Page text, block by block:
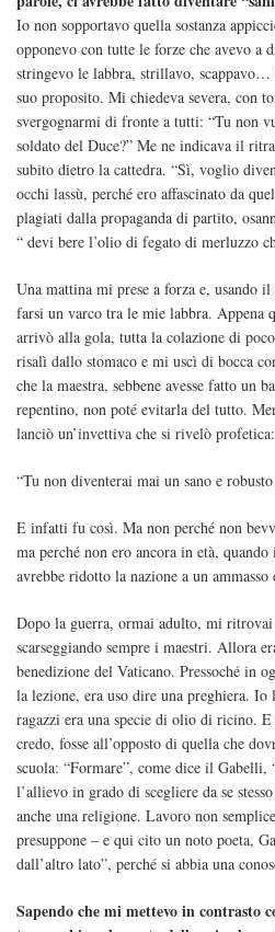
Io non sopportavo quella sostanza
opponevo con tutte le forze che avevo a
stringevo le labbra, strillavo, scappavo…
suo proposito. Mi chiedeva severa, con
svergognarmi di fronte a tutti: “Tu non
soldato del Duce?” Me ne indicava il
subito dietro la cattedra. “Sì, voglio
occhi lassù, perché ero affascinato da
plagiati dalla propaganda di partito,
“ devi bere l’olio di fegato di merluzzo
Una mattina mi prese a forza e, usando
farsi un varco tra le mie labbra. Appena
arrivò alla gola, tutta la colazione di
risalì dallo stomaco e mi uscì di bocca
che la maestra, sebbene avesse fatto un
repentino, non poté evitarla del tutto.
lanciò un’invettiva che si rivelò profetica:
“Tu non diventerai mai un sano e
E infatti fu così. Ma non perché non
ma perché non ero ancora in età,
avrebbe ridotto la nazione a un
Dopo la guerra, ormai adulto, mi ritrovai
scarseggiando sempre i maestri. Allora
benedizione del Vaticano. Pressoché in
la lezione, era uso dire una preghiera.
ragazzi era una specie di olio di ricino.
credo, fosse all’opposto di quella che
scuola: “Formare”, come dice il Gabelli,
l’allievo in grado di scegliere da se
anche una religione. Lavoro non
presuppone – e qui cito un noto poeta,
dall’altro lato”, perché si abbia una
Sapendo che mi mettevo in contrasto